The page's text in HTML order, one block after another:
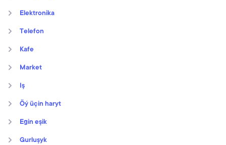
Elektronika
Telefon
Kafe
Market
Iş
Öý üçin haryt
Egin eşik
Gurluşyk